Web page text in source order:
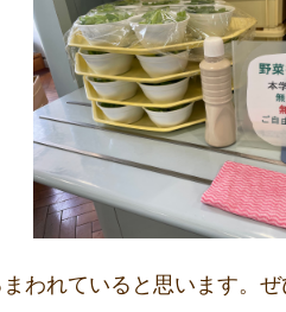
われていると思います。